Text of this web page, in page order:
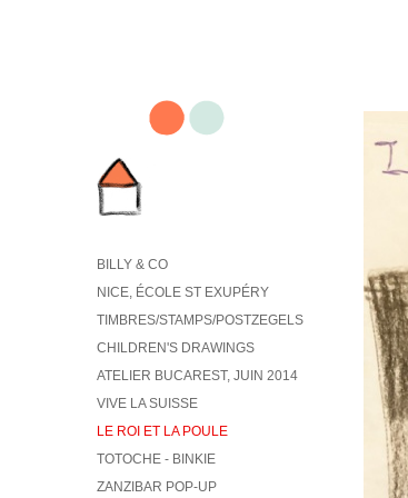
BILLY & CO
NICE, ÉCOLE ST EXUPÉRY
TIMBRES/STAMPS/POSTZEGELS
CHILDREN'S DRAWINGS
ATELIER BUCAREST, JUIN 2014
VIVE LA SUISSE
LE ROI ET LA POULE
TOTOCHE - BINKIE
ZANZIBAR POP-UP